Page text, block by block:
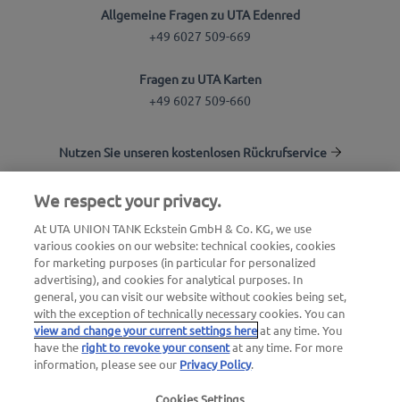
Allgemeine Fragen zu UTA Edenred
+49 6027 509-669
Fragen zu UTA Karten
+49 6027 509-660
Nutzen Sie unseren kostenlosen Rückrufservice
Fragen zum UTA Mautservice
+49 6027 509-617
UTA Edenred Hilfecenter
UTA Stationsfinder
Blog
Login Kundenbereich
We respect your privacy.
At UTA UNION TANK Eckstein GmbH & Co. KG, we use
various cookies on our website: technical cookies, cookies
for marketing purposes (in particular for personalized
advertising), and cookies for analytical purposes. In
general, you can visit our website without cookies being set,
with the exception of technically necessary cookies. You can
view and change your current settings hereat any time. You
have the right to revoke your consentat any time. For more
information, please see our Privacy Policy.
Cookies Settings